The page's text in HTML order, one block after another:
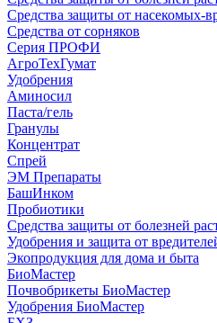
Средства защиты от насекомых-
Средства от сорняков
Серия ПРОФИ
АгроТехГумат
Удобрения
Аминосил
Паста/гель
Гранулы
Концентрат
Спрей
ЭМ Препараты
БашИнком
Пробиотики
Средства защиты от болезней
Удобрения и защита от
Экопродукция для дома и быта
БиоМастер
Почвобрикеты БиоМастер
Удобрения БиоМастер